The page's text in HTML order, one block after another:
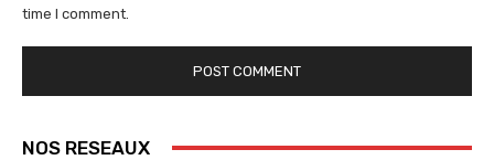
time I comment.
NOS RESEAUX